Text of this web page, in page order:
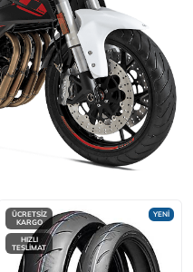
YENİ
ÜCRETSİZ
KARGO
HIZLI
TESLİMAT